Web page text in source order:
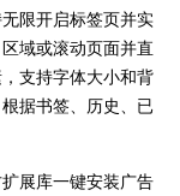
限开启标签页并实
域或滚动页面并直
支持字体大小和背
据书签、历史、已
展库一键安装广告